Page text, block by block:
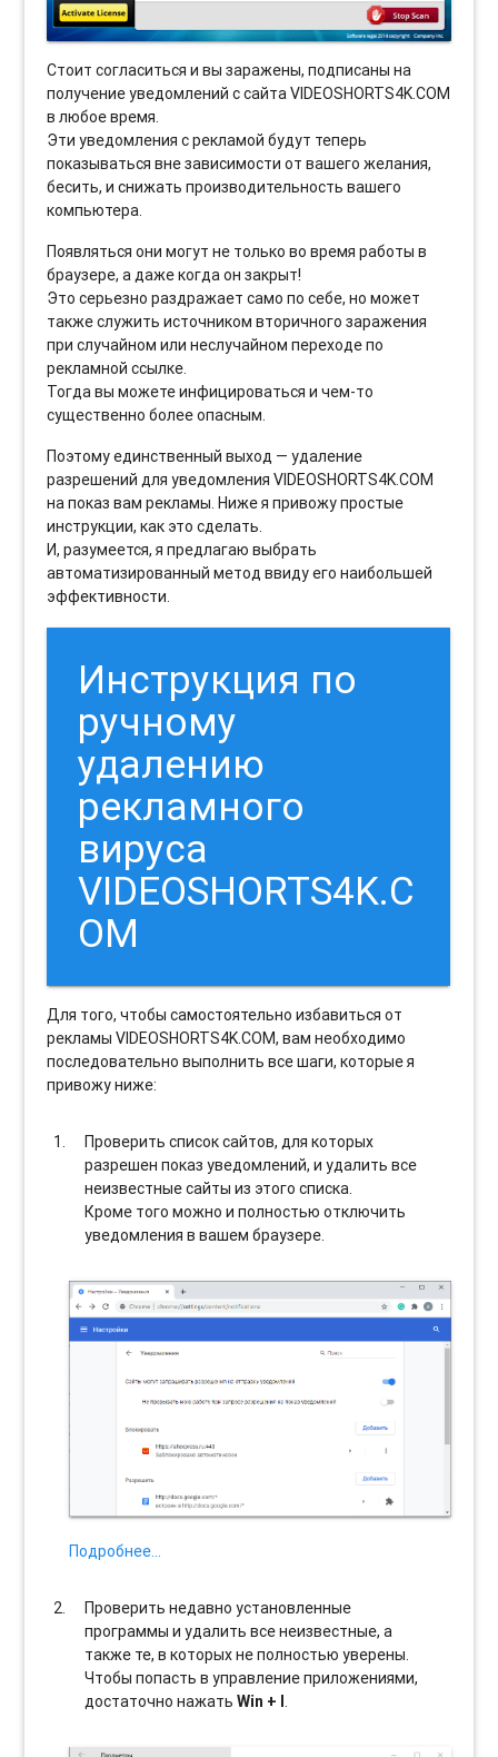
Стоит согласиться и вы заражены, подписаны на
получение уведомлений с сайта VIDEOSHORTS4K.COM
в любое время.
Эти уведомления с рекламой будут теперь
показываться вне зависимости от вашего желания,
бесить, и снижать производительность вашего
компьютера.
Появляться они могут не только во время работы в
браузере, а даже когда он закрыт!
Это серьезно раздражает само по себе, но может
также служить источником вторичного заражения
при случайном или неслучайном переходе по
рекламной ссылке.
Тогда вы можете инфицироваться и чем-то
существенно более опасным.
Поэтому единственный выход — удаление
разрешений для уведомления VIDEOSHORTS4K.COM
на показ вам рекламы. Ниже я привожу простые
инструкции, как это сделать.
И, разумеется, я предлагаю выбрать
автоматизированный метод ввиду его наибольшей
эффективности.
Инструкция по
ручному
удалению
рекламного
вируса
VIDEOSHORTS4K.C
OM
Для того, чтобы самостоятельно избавиться от
рекламы VIDEOSHORTS4K.COM, вам необходимо
последовательно выполнить все шаги, которые я
привожу ниже:
Проверить список сайтов, для которых
разрешен показ уведомлений, и удалить все
неизвестные сайты из этого списка.
Кроме того можно и полностью отключить
уведомления в вашем браузере.
Подробнее…
Проверить недавно установленные
программы и удалить все неизвестные, а
также те, в которых не полностью уверены.
Чтобы попасть в управление приложениями,
достаточно нажатьWin + I.